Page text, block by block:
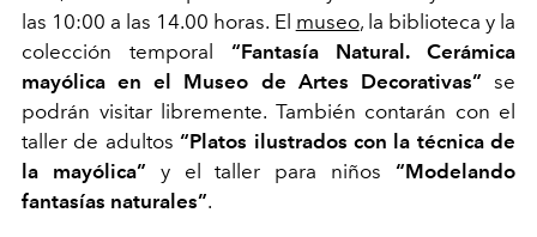
las 10:00 a las 14.00 horas. El museo, la biblioteca y la
colección temporal “Fantasía Natural. Cerámica
mayólica en el Museo de Artes Decorativas” se
podrán visitar libremente. También contarán con el
taller de adultos “Platos ilustrados con la técnica de
la mayólica” y el taller para niños“Modelando
fantasías naturales”.